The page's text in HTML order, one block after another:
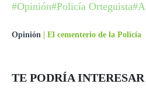
#Opinión#Policía Orteguista
Opinión El cementerio de la Policía
TE PODRÍA INTERESAR